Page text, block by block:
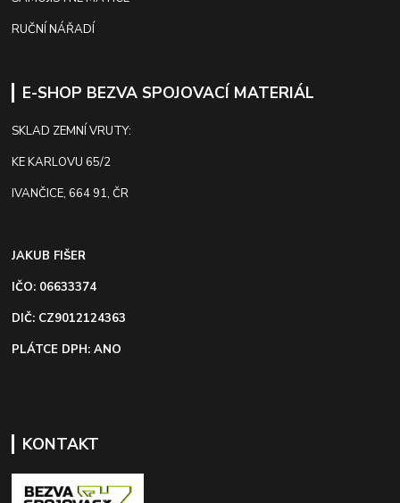
RUČNÍ NÁŘADÍ
E-SHOP BEZVA SPOJOVACÍ MATERIÁL
SKLAD ZEMNÍ VRUTY:
KE KARLOVU 65/2
IVANČICE, 664 91, ČR
JAKUB FIŠER
IČO: 06633374
DIČ: CZ9012124363
PLÁTCE DPH: ANO
KONTAKT